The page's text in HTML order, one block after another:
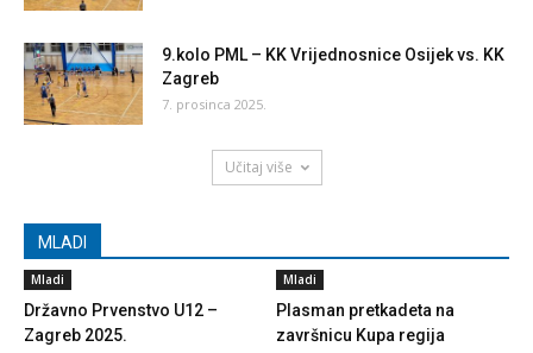
9.kolo PML – KK Vrijednosnice Osijek vs. KK
Zagreb
7. prosinca 2025.
Učitaj više
MLADI
Mladi
Državno Prvenstvo U12 –
Zagreb 2025.
Mladi
Plasman pretkadeta na
završnicu Kupa regija